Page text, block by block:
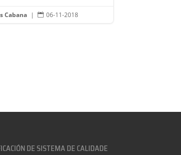
Cabana |  06-11-2018
DE SISTEMA DE CALIDADE